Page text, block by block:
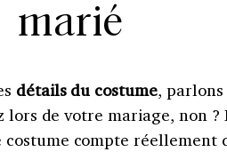
marié
détails du costume, parlons
de votre mariage, non ?
compte réellement